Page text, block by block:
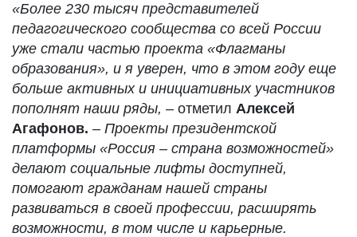
«Более 230 тысяч представителей
педагогического сообщества со всей России
уже стали частью проекта «Флагманы
образования», и я уверен, что в этом году еще
больше активных и инициативных участников
пополнят наши ряды, – отметил Алексей
Агафонов. – Проекты президентской
платформы «Россия – страна возможностей»
делают социальные лифты доступней,
помогают гражданам нашей страны
развиваться в своей профессии, расширять
возможности, в том числе и карьерные.